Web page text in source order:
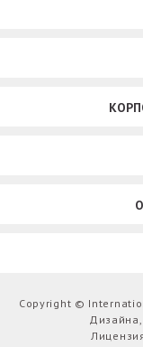
Copyright ©